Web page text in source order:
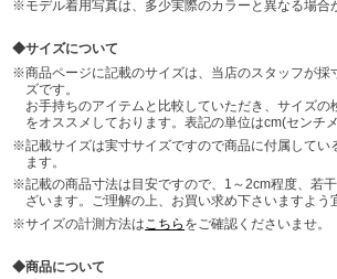
モデル着用写真は、多少実際のカラーと異なる場合
サイズについて
商品ページに記載のサイズは、当店のスタッフが採
ズです。
お手持ちのアイテムと比較していただき、サイズの
をオススメしております。表記の単位はcm(センチ
記載サイズは実寸サイズですので商品に付属してい
ます。
記載の商品寸法は目安ですので、1～2cm程度、若
ざいます。ご理解の上、お買い求め下さいますよう
サイズの計測方法は こちら をご確認くださいませ。
商品について